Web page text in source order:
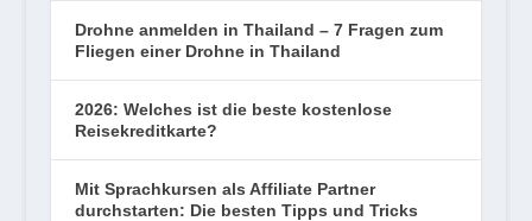
Drohne anmelden in Thailand – 7 Fragen zum
Fliegen einer Drohne in Thailand
2026: Welches ist die beste kostenlose
Reisekreditkarte?
Mit Sprachkursen als Affiliate Partner
durchstarten: Die besten Tipps und Tricks